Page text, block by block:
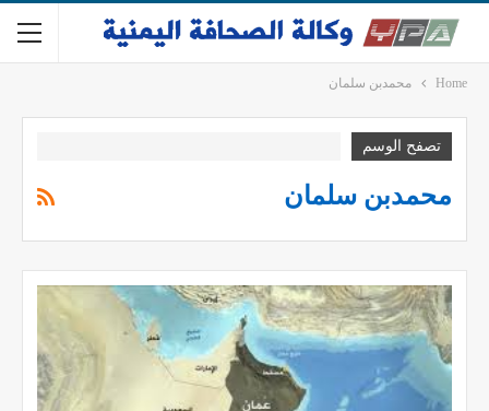
Home محمدبن سلمان
تصفح الوسم
محمدبن سلمان